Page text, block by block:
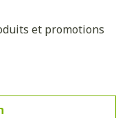
et promotions